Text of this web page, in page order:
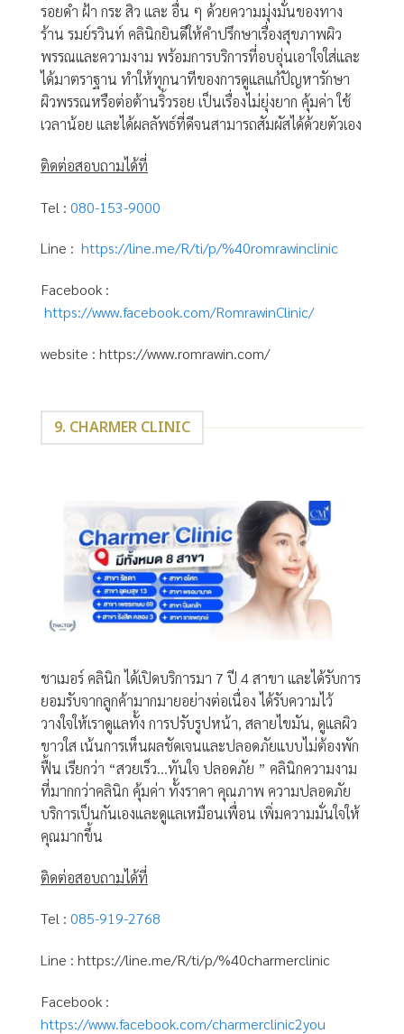
รอยดำ ฝ้า กระ สิว และ อื่น ๆ ด้วยความมุ่งมั่นของทาง
ร้าน รมย์รวินท์ คลินิกยินดีให้คำปรึกษาเรื่องสุขภาพผิว
พรรณและความงาม พร้อมการบริการที่อบอุ่นเอาใจใส่และ
ได้มาตราฐาน ทำให้ทุกนาทีของการดูแลแก้ปัญหารักษา
ผิวพรรณหรือต่อต้านริ้วรอย เป็นเรื่องไม่ยุ่งยาก คุ้มค่า ใช้
เวลาน้อย และได้ผลลัพธ์ที่ดีจนสามารถสัมผัสได้ด้วยตัวเอง
ติดต่อสอบถามได้ที่
Tel : 080-153-9000
Line : https://line.me/R/ti/p/%40romrawinclinic
Facebook :
https://www.facebook.com/RomrawinClinic/
website : https://www.romrawin.com/
9. CHARMER CLINIC
ชาเมอร์ คลินิก ได้เปิดบริการมา 7 ปี 4 สาขา และได้รับการ
ยอมรับจากลูกค้ามากมายอย่างต่อเนื่อง ได้รับความไว้
วางใจให้เราดูแลทั้ง การปรับรูปหน้า, สลายไขมัน, ดูแลผิว
ขาวใส เน้นการเห็นผลชัดเจนและปลอดภัยแบบไม่ต้องพัก
ฟื้น เรียกว่า “สวยเร็ว…ทันใจ ปลอดภัย ” คลินิกความงาม
ที่มากกว่าคลินิก คุ้มค่า ทั้งราคา คุณภาพ ความปลอดภัย
บริการเป็นกันเองและดูแลเหมือนเพื่อน เพิ่มความมั่นใจให้
คุณมากขึ้น
ติดต่อสอบถามได้ที่
Tel : 085-919-2768
Line : https://line.me/R/ti/p/%40charmerclinic
Facebook :
https://www.facebook.com/charmerclinic2you